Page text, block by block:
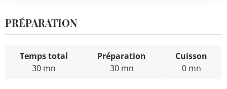
PRÉPARATION
Temps total
30 mn
Préparation
30 mn
Cuisson
0 mn